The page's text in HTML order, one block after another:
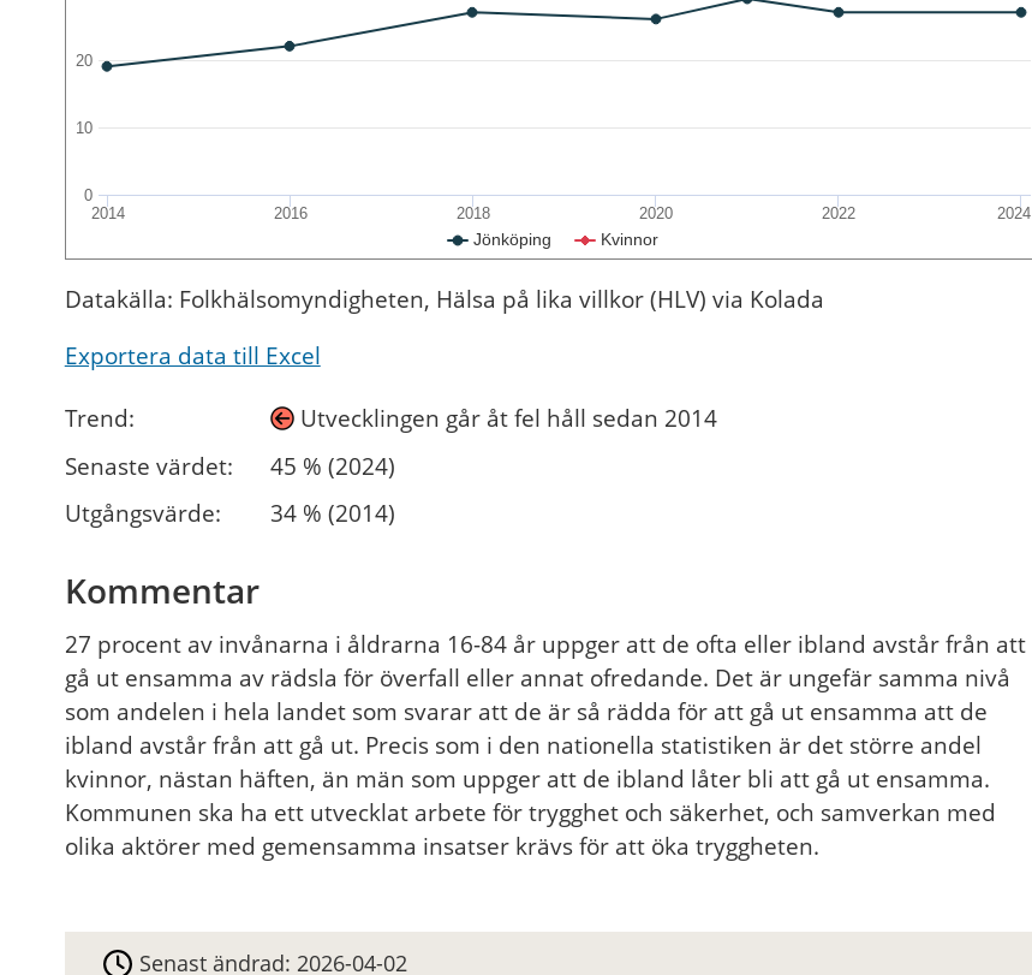
Jönköping Kvinnor
2014 2016 2018 2020 2022 2024
0
10
20
Datakälla: Folkhälsomyndigheten, Hälsa på lika villkor (HLV) via Kolada
Exportera data till Excel
Trend:
Utvecklingen går åt fel håll sedan 2014
Senaste värdet:
45 % (2024)
Utgångsvärde:
34 % (2014)
Kommentar
27 procent av invånarna i åldrarna 16-84 år uppger att de ofta eller ibland avstår från att
gå ut ensamma av rädsla för överfall eller annat ofredande. Det är ungefär samma nivå
som andelen i hela landet som svarar att de är så rädda för att gå ut ensamma att de
ibland avstår från att gå ut. Precis som i den nationella statistiken är det större andel
kvinnor, nästan häften, än män som uppger att de ibland låter bli att gå ut ensamma.
Kommunen ska ha ett utvecklat arbete för trygghet och säkerhet, och samverkan med
olika aktörer med gemensamma insatser krävs för att öka tryggheten.
Senast ändrad:2026-04-02